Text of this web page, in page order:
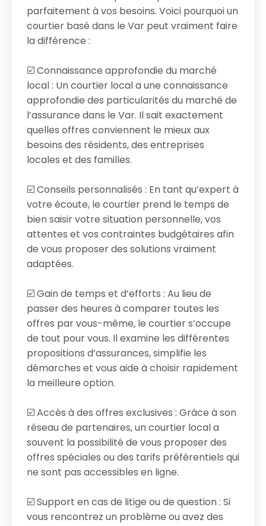
parfaitement à vos besoins. Voici pourquoi un
courtier basé dans le Var peut vraiment faire
la différence :
☑️ Connaissance approfondie du marché
local : Un courtier local a une connaissance
approfondie des particularités du marché de
l’assurance dans le Var. Il sait exactement
quelles offres conviennent le mieux aux
besoins des résidents, des entreprises
locales et des familles.
☑️ Conseils personnalisés : En tant qu’expert à
votre écoute, le courtier prend le temps de
bien saisir votre situation personnelle, vos
attentes et vos contraintes budgétaires afin
de vous proposer des solutions vraiment
adaptées.
☑️ Gain de temps et d’efforts : Au lieu de
passer des heures à comparer toutes les
offres par vous-même, le courtier s’occupe
de tout pour vous. Il examine les différentes
propositions d’assurances, simplifie les
démarches et vous aide à choisir rapidement
la meilleure option.
☑️ Accès à des offres exclusives : Grâce à son
réseau de partenaires, un courtier local a
souvent la possibilité de vous proposer des
offres spéciales ou des tarifs préférentiels qui
ne sont pas accessibles en ligne.
☑️ Support en cas de litige ou de question : Si
vous rencontrez un problème ou avez des